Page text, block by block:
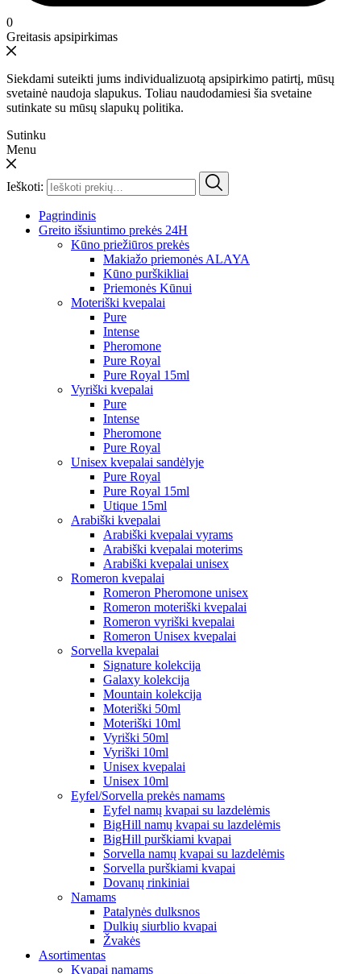
0
Greitasis apsipirkimas
Siekdami suteikti jums individualizuotą apsipirkimo patirtį, mūsų
svetainė naudoja slapukus. Toliau naudodamiesi šia svetaine
sutinkate su mūsų slapukų politika.
Sutinku
Menu
Ieškoti:
Pagrindinis
Greito išsiuntimo prekės 24H
Kūno priežiūros prekės
Makiažo priemonės ALAYA
Kūno purškikliai
Priemonės Kūnui
Moteriški kvepalai
Pure
Intense
Pheromone
Pure Royal
Pure Royal 15ml
Vyriški kvepalai
Pure
Intense
Pheromone
Pure Royal
Unisex kvepalai sandėlyje
Pure Royal
Pure Royal 15ml
Utique 15ml
Arabiški kvepalai
Arabiški kvepalai vyrams
Arabiški kvepalai moterims
Arabiški kvepalai unisex
Romeron kvepalai
Romeron Pheromone unisex
Romeron moteriški kvepalai
Romeron vyriški kvepalai
Romeron Unisex kvepalai
Sorvella kvepalai
Signature kolekcija
Galaxy kolekcija
Mountain kolekcija
Moteriški 50ml
Moteriški 10ml
Vyriški 50ml
Vyriški 10ml
Unisex kvepalai
Unisex 10ml
Eyfel/Sorvella prekės namams
Eyfel namų kvapai su lazdelėmis
BigHill namų kvapai su lazdelėmis
BigHill purškiami kvapai
Sorvella namų kvapai su lazdelėmis
Sorvella purškiami kvapai
Dovanų rinkiniai
Namams
Patalynės dulksnos
Dulkių siurblio kvapai
Žvakės
Asortimentas
Kvapai namams